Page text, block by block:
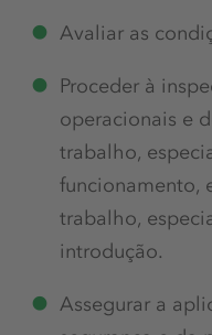
Avaliar as
Proceder à
operacionais e
trabalho,
funcionamento,
trabalho,
introdução.
Assegurar a